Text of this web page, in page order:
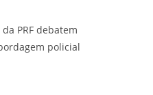
PRF debatem
policial